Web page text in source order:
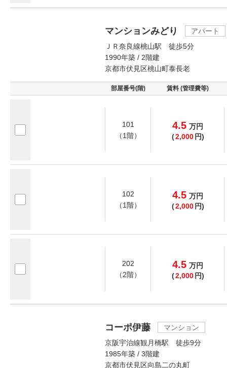
マンションみどり
アパート
ＪＲ奈良線桃山駅 徒歩5分
1990年築 / 2階建
京都市伏見区桃山町泰長老
部屋番号(階) 賃料 (管理費等)
101
（1階）
4.5 万円
(2,000 円)
102
（1階）
4.5 万円
(2,000 円)
202
（2階）
4.5 万円
(2,000 円)
コーポ伊藤
マンション
京阪宇治線観月橋駅 徒歩9分
1985年築 / 3階建
京都市伏見区向島二の丸町